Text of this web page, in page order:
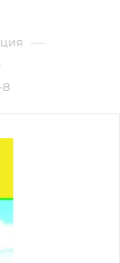
—
8